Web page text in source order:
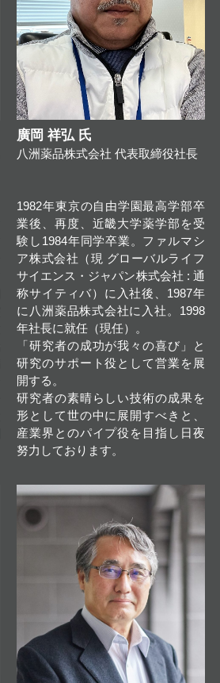
廣岡 祥弘 氏
八洲薬品株式会社 代表取締役社長
1982年東京の自由学園最高学部卒
業後、再度、近畿大学薬学部を受
験し1984年同学卒業。ファルマシ
ア株式会社（現 グローバルライフ
サイエンス・ジャパン株式会社 : 通
称サイティバ）に入社後、1987年
に八洲薬品株式会社に入社。1998
年社長に就任（現任）。
「研究者の成功が我々の喜び」と
研究のサポート役として営業を展
開する。
研究者の素晴らしい技術の成果を
形として世の中に展開すべきと、
産業界とのパイプ役を目指し日夜
努力しております。